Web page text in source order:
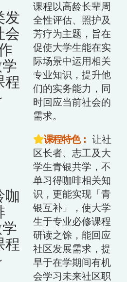
发
会
程
课程以高龄长辈周
全性评估、照护及
芳疗为主题，旨在
促使大学生能在实
际场景中运用相关
专业知识，提升他
们的实务能力，同
时回应当前社会的
需求。
咖
程
课程特色： 让社
区长者、志工及大
学生青银共学，不
单习得咖啡相关知
识，更能实现「青
银互补」，使大学
生于专业必修课程
研读之馀，能回应
社区发展需求，提
早于在学期间有机
会学习未来社区职